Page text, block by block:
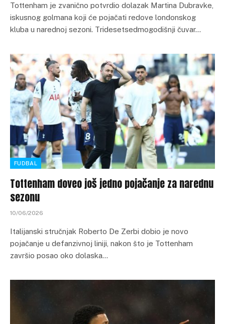
Tottenham je zvanično potvrdio dolazak Martina Dubravke,
iskusnog golmana koji će pojačati redove londonskog
kluba u narednoj sezoni. Tridesetsedmogodišnji čuvar…
FUDBAL
Tottenham doveo još jedno pojačanje za narednu
sezonu
10/06/2026
Italijanski stručnjak Roberto De Zerbi dobio je novo
pojačanje u defanzivnoj liniji, nakon što je Tottenham
završio posao oko dolaska…